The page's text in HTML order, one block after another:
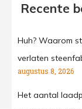
Recente
Huh? Waarom
verlaten
augustus 8, 2026
Het aantal